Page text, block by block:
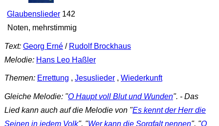
Glaubenslieder142
Noten, mehrstimmig
Text: Georg Erné/ Rudolf Brockhaus
Melodie: Hans Leo Haßler
Themen: Errettung , Jesuslieder, Wiederkunft
Gleiche Melodie: "O Haupt voll Blut und Wunden". - Das
Lied kann auch auf die Melodie von "Es kennt der Herr die
Seinen in jedem Volk", "Wer kann die Sorgfalt nennen", "O